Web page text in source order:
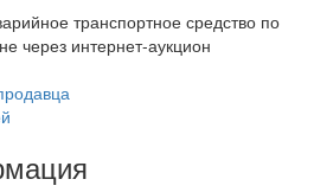
транспортное средство по
через интернет-аукцион